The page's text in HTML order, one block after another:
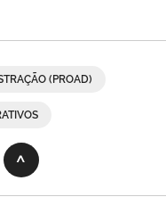
(PROAD)